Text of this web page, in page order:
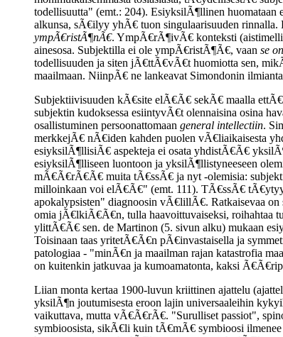
todellisuutta" (emt.: 204). EsiyksilÃ¶llinen huomataan
alkunsa, sÃ€ilyy yhÃ€ tuon singulaarisuuden
ympÃ€ristÃ¶nÃ€. YmpÃ€rÃ¶ivÃ€ konteksti
ainesosa. Subjektilla ei ole ympÃ€ristÃ¶Ã€, vaan se on
todellisuuden ja siten jÃ€ttÃ€vÃ€t huomiotta sen,
maailmaan. NiinpÃ€ ne lankeavat Simondonin
Subjektiivisuuden kÃ€site elÃ€Ã€ sekÃ€ maalla
subjektin kudoksessa esiintyvÃ€t olennaisina osina
osallistuminen persoonattomaan general intellectiin.
merkkejÃ€ nÃ€iden kahden puolen vÃ€liaikaisesta
esiyksilÃ¶llisiÃ€ aspekteja ei osata yhdistÃ€Ã€
esiyksilÃ¶lliseen luontoon ja yksilÃ¶llistyneeseen
mÃ€Ã€rÃ€Ã€ muita tÃ€ssÃ€ ja nyt -olemisia:
milloinkaan voi elÃ€Ã€" (emt. 111). TÃ€ssÃ€
apokalypsisten" diagnoosin vÃ€lillÃ€. Ratkaisevaa
omia jÃ€lkiÃ€Ã€n, tulla haavoittuvaiseksi, roihahtaa
ylittÃ€Ã€ sen. de Martinon (5. sivun alku) mukaan
Toisinaan taas yritetÃ€Ã€n pÃ€invastaisella ja
patologiaa - "minÃ€n ja maailman rajan katastrofia
on kuitenkin jatkuvaa ja kumoamatonta, kaksi
Liian monta kertaa 1900-luvun kriittinen ajattelu
yksilÃ¶n joutumisesta eroon lajin universaaleihin
vaikuttava, mutta vÃ€Ã€rÃ€. "Surulliset passiot",
symbioosista, sikÃ€li kuin tÃ€mÃ€ symbioosi